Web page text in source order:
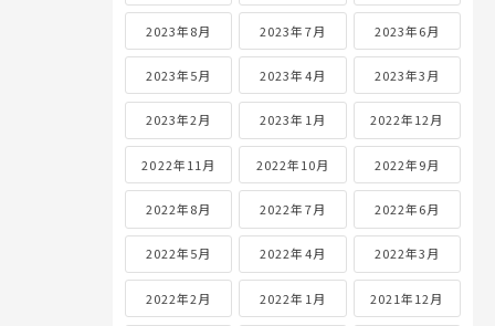
2023年8月 2023年7月 2023年6月
2023年5月 2023年4月 2023年3月
2023年2月 2023年1月 2022年12月
2022年11月 2022年10月 2022年9月
2022年8月 2022年7月 2022年6月
2022年5月 2022年4月 2022年3月
2022年2月 2022年1月 2021年12月